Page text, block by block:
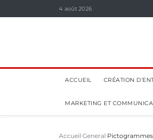
4 août 2026
ACCUEIL CRÉATION
MARKETING ET
Accueil General